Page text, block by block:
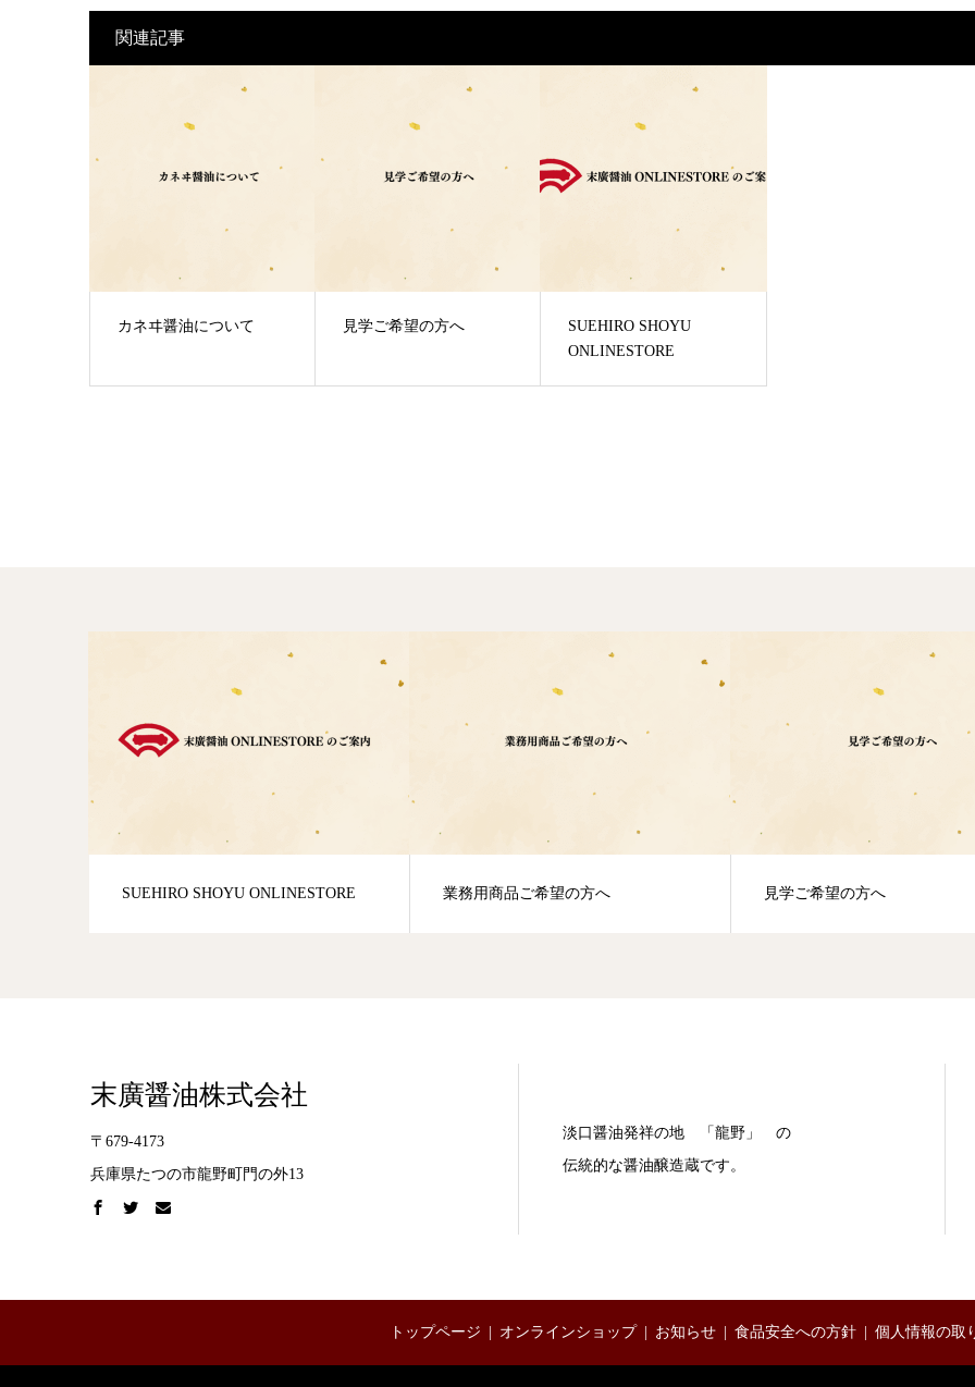
関連記事
カネヰ醤油について 見学ご希望の方へ
SUEHIRO SHOYU
ONLINESTORE
SUEHIRO SHOYU ONLINESTORE 業務用商品ご希望の方へ 見学ご希望の方へ
末廣醤油株式会社
〒679-4173
兵庫県たつの市龍野町門の外13
淡口醤油発祥の地 「龍野」 の
伝統的な醤油醸造蔵です。
トップページ オンラインショップ お知らせ 食品安全への方針 個人情報の取